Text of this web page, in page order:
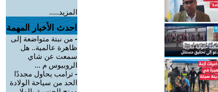
المزيد.....
احدث الأخبار المهمة
- من نبتة متواضعة إلى
ظاهرة عالمية.. هل
سمعت عن شاي
الروبيوس م ...
- ترامب يحاول مجددًا
الحد من سياحة الولادة